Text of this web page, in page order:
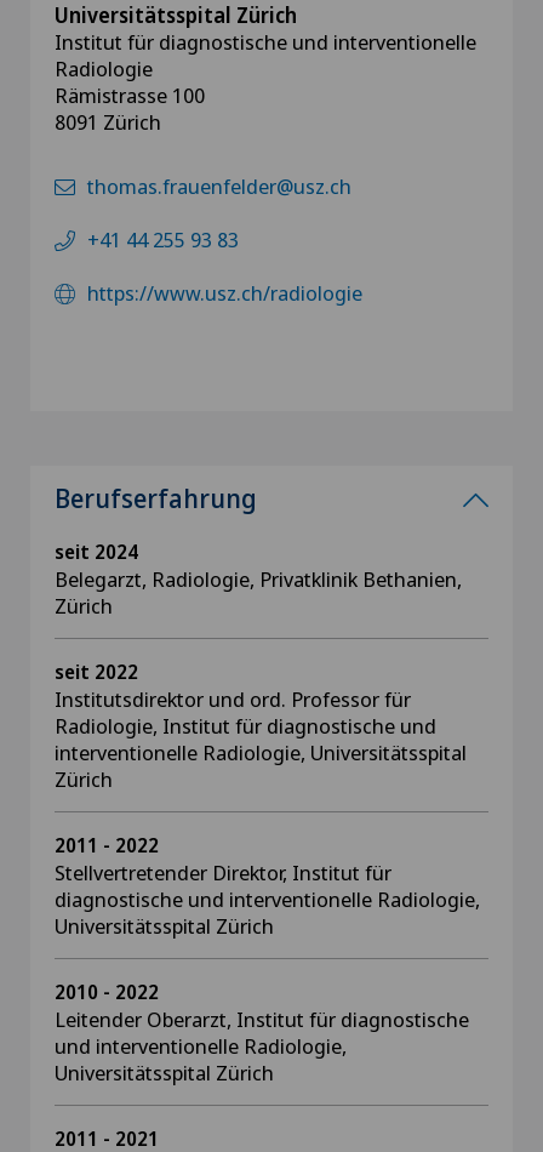
Universitätsspital Zürich
Institut für diagnostische und interventionelle
Radiologie
Rämistrasse 100
8091 Zürich
thomas.frauenfelder@usz.ch
+41 44 255 93 83
https://www.usz.ch/radiologie
Berufserfahrung
seit 2024
Belegarzt, Radiologie, Privatklinik Bethanien,
Zürich
seit 2022
Institutsdirektor und ord. Professor für
Radiologie, Institut für diagnostische und
interventionelle Radiologie, Universitätsspital
Zürich
2011 - 2022
Stellvertretender Direktor, Institut für
diagnostische und interventionelle Radiologie,
Universitätsspital Zürich
2010 - 2022
Leitender Oberarzt, Institut für diagnostische
und interventionelle Radiologie,
Universitätsspital Zürich
2011 - 2021